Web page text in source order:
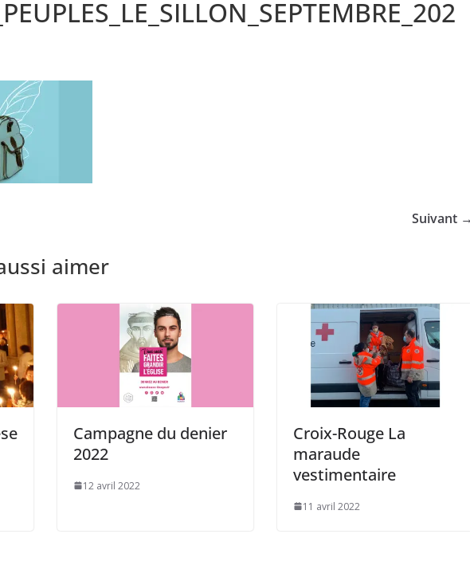
Suivant →
aimer
Campagne du denier
2022
12 avril 2022
Croix-Rouge La
maraude
vestimentaire
11 avril 2022